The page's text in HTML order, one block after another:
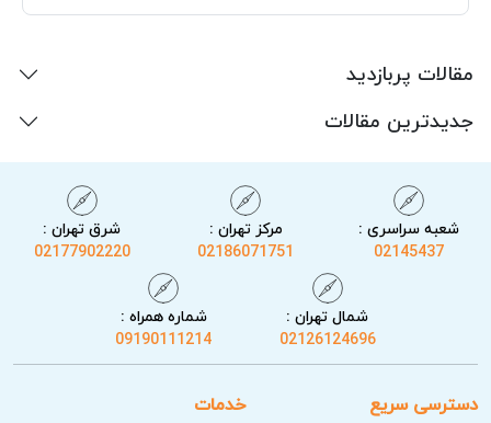
مقالات پربازدید
جدیدترین مقالات
شعبه سراسری :
02145437
مرکز تهران :
02186071751
شرق تهران :
02177902220
شمال تهران :
02126124696
شماره همراه :
09190111214
دسترسی سریع خدمات